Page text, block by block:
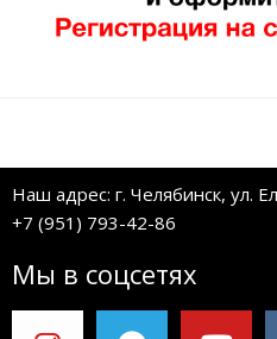
Наш адрес: г. Челябинск, ул.
+7 (951) 793-42-86
Мы в соцсетях